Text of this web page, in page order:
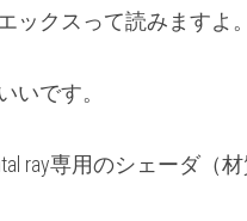
ックスって読みますよ。
いです。
ray専用のシェーダ（